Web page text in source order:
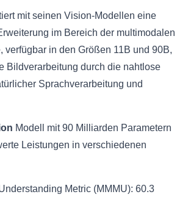
mit seinen Vision-Modellen eine
im Bereich der multimodalen
verfügbar in den Größen 11B und 90B,
Bildverarbeitung durch die nahtlose
Sprachverarbeitung und
Modell mit 90 Milliarden Parametern
Leistungen in verschiedenen
Metric (MMMU): 60.3